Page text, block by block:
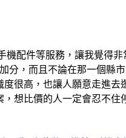
機配件等服務，讓我覺得非
分，而且不論在那一個縣
很高，也讓人願意走進去
想比價的人一定會忍不住